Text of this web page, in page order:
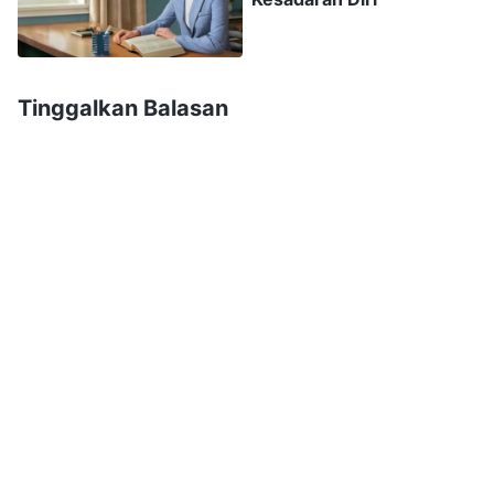
beberapa hasil, jadi aku menekankan bagaimana
aku mengambil alih pekerjaan penginjilan ini. Aku
personelnya dengan baik. Aku mengatur tugas
Tinggalkan Balasan